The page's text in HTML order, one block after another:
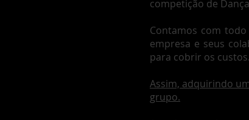
competição de
Contamos com
empresa e seus
para cobrir os custos.
Assim, adquirindo
grupo.